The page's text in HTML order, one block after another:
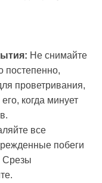
Не снимайте
постепенно,
проветривания,
когда минует
все
побеги
Срезы